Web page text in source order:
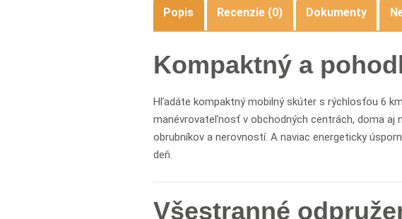
Popis Recenzie (0) Dokumenty
Kompaktný a
Hľadáte kompaktný mobilný skúter s rýchlosťou 6
manévrovateľnosť v obchodných centrách, doma aj
obrubníkov a nerovností. A naviac energeticky
deň.
Všestranné